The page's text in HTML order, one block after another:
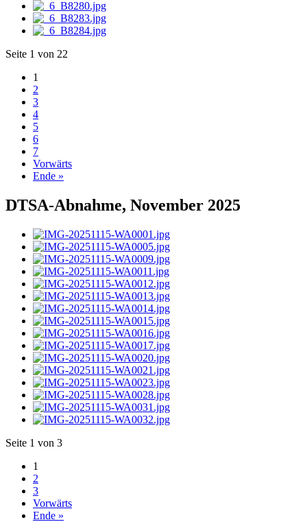
Seite 1 von 22
1
2
3
4
5
6
7
Vorwärts
Ende »
DTSA-Abnahme, November 2025
Seite 1 von 3
1
2
3
Vorwärts
Ende »